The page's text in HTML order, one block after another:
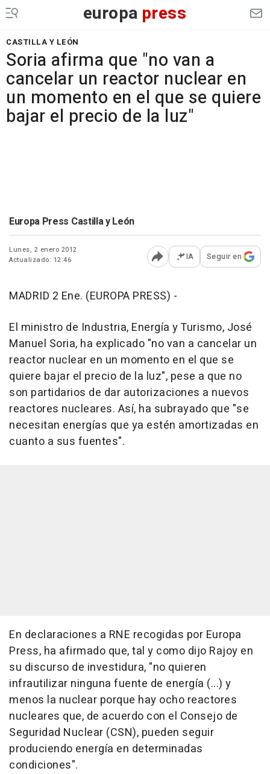
europa press
CASTILLA Y LEÓN
Soria afirma que "no van a
cancelar un reactor nuclear en
un momento en el que se quiere
bajar el precio de la luz"
Europa Press Castilla y León
Lunes, 2 enero 2012
Actualizado: 12:46
Abrir opciones para
IA Seguir en
MADRID 2 Ene. (EUROPA PRESS) -
El ministro de Industria, Energía y Turismo, José
Manuel Soria, ha explicado "no van a cancelar un
reactor nuclear en un momento en el que se
quiere bajar el precio de la luz", pese a que no
son partidarios de dar autorizaciones a nuevos
reactores nucleares. Así, ha subrayado que "se
necesitan energías que ya estén amortizadas en
cuanto a sus fuentes".
En declaraciones a RNE recogidas por Europa
Press, ha afirmado que, tal y como dijo Rajoy en
su discurso de investidura, "no quieren
infrautilizar ninguna fuente de energía (...) y
menos la nuclear porque hay ocho reactores
nucleares que, de acuerdo con el Consejo de
Seguridad Nuclear (CSN), pueden seguir
produciendo energía en determinadas
condiciones".